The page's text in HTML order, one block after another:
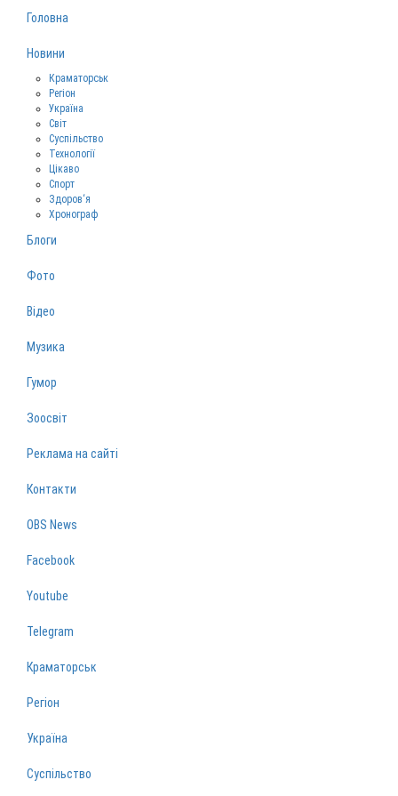
Головна
Новини
Краматорськ
Регіон
Україна
Світ
Суспільство
Технології
Цікаво
Спорт
Здоров‘я
Хронограф
Блоги
Фото
Відео
Музика
Гумор
Зоосвіт
Реклама на сайті
Контакти
OBS News
Facebook
Youtube
Telegram
Краматорськ
Регіон
Україна
Суспільство